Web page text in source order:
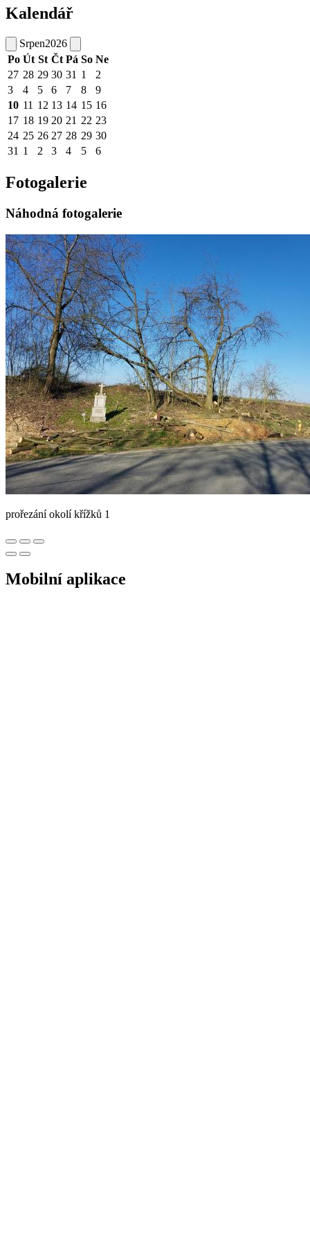
Kalendář
Srpen2026
Po Út St Čt Pá So Ne
27 28 29 30 31 1
2
3
4 5 6 7 8
9
10 11 12 13 14 15 16
17 18 19 20 21 22 23
24 25 26 27 28 29 30
31 1 2 3 4 5 6
Fotogalerie
Náhodná fotogalerie
prořezání okolí křížků 1
Mobilní aplikace